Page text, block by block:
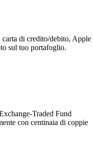
di credito/debito, Apple
sul tuo portafoglio.
Traded Fund
con centinaia di coppie